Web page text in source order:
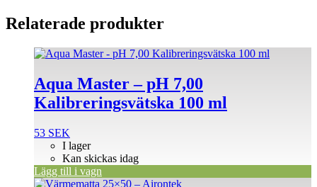
Relaterade produkter
Aqua Master – pH 7,00
Kalibreringsvätska 100 ml
53 SEK
I lager
Kan skickas idag
Lägg till i vagn